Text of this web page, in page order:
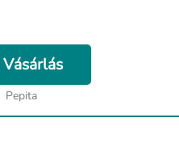
Vásárlás
Pepita